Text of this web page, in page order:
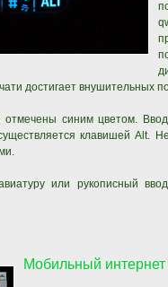
достигает внушительных
синим цветом.
клавишей Alt.
или рукописный
Мобильный интернет